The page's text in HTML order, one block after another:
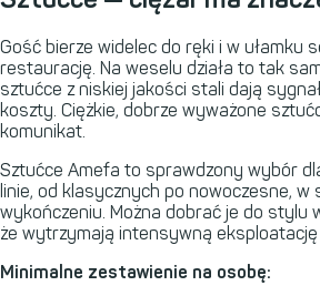
Gość bierze widelec do ręki i w ułamku
restaurację. Na weselu działa to tak
sztućce z niskiej jakości stali dają
koszty. Ciężkie, dobrze wyważone
komunikat.
Sztućce Amefa to sprawdzony wybór
linie, od klasycznych po nowoczesne, w
wykończeniu. Można dobrać je do stylu
że wytrzymają intensywną eksploatację
Minimalne zestawienie na osobę: